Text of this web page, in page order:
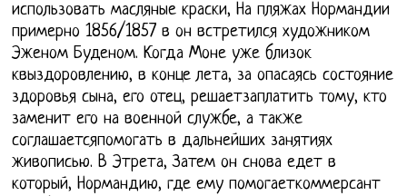
использовать масляные краски, На пляжах Нормандии
примерно 1856/1857 в он встретился художником
Эженом Буденом. Когда Моне уже близок
квыздоровлению, в конце лета, за опасаясь состояние
здоровья сына, его отец, решаетзаплатить тому, кто
заменит его на военной службе, а также
соглашаетсяпомогать в дальнейших занятиях
живописью. В Этрета, Затем он снова едет в
который, Нормандию, где ему помогаеткоммерсант